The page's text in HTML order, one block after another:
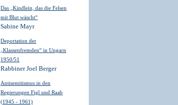
Das „Kindlein, das die Felsen
mit Blut wäscht“
Sabine Mayr
Deportation der
„Klassenfremden“ in Ungarn
1950/51
Rabbiner Joel Berger
Antisemitismus in den
Regierungen Figl und Raab
(1945 - 1961)